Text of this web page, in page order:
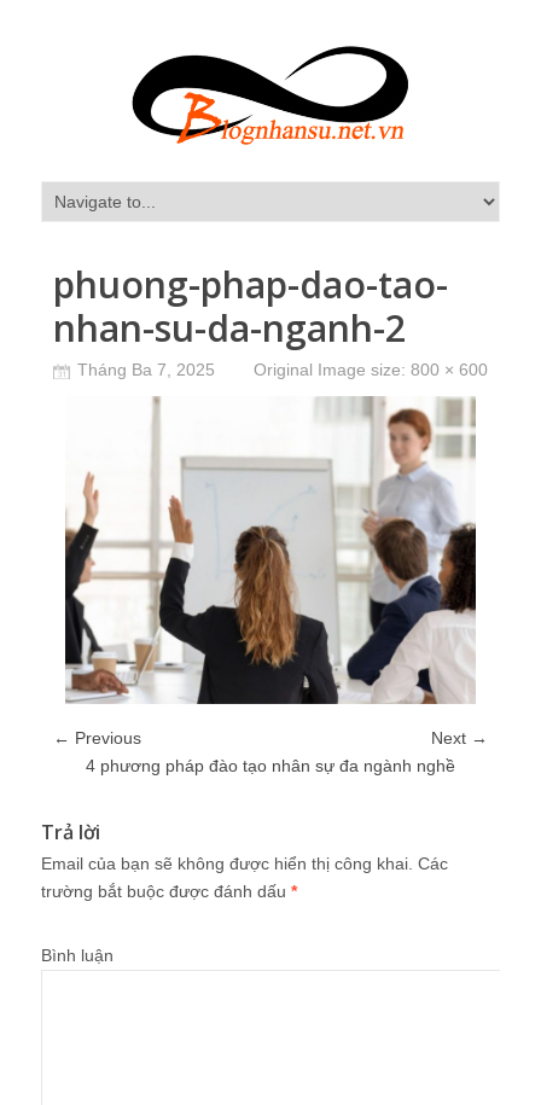
phuong-phap-dao-tao-
nhan-su-da-nganh-2
Tháng Ba 7, 2025 Original Image size: 800 × 600
← Previous
Next →
4 phương pháp đào tạo nhân sự đa ngành nghề
Trả lời
Email của bạn sẽ không được hiển thị công khai. Các
trường bắt buộc được đánh dấu *
Bình luận